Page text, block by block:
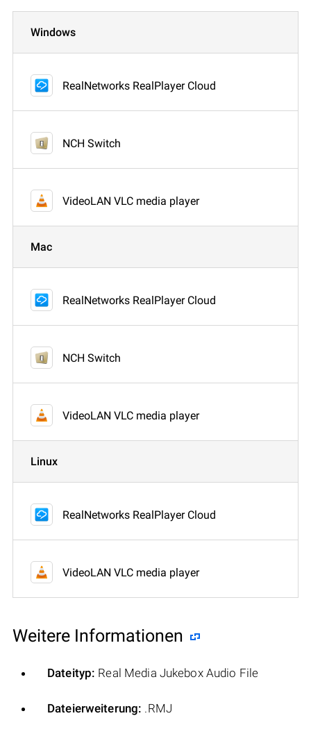
Windows
RealNetworks RealPlayer Cloud
NCH Switch
VideoLAN VLC media player
Mac
RealNetworks RealPlayer Cloud
NCH Switch
VideoLAN VLC media player
Linux
RealNetworks RealPlayer Cloud
VideoLAN VLC media player
Weitere Informationen
Dateityp: Real Media Jukebox Audio File
Dateierweiterung: .RMJ